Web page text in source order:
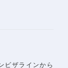
ビザラインから